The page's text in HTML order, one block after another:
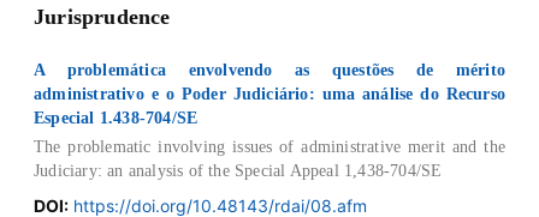
Jurisprudence
A problemática envolvendo as questões de mérito
administrativo e o Poder Judiciário: uma análise do Recurso
Especial 1.438-704/SE
The problematic involving issues of administrative merit and the
Judiciary: an analysis of the Special Appeal 1,438-704/SE
DOI: https://doi.org/10.48143/rdai/08.afm